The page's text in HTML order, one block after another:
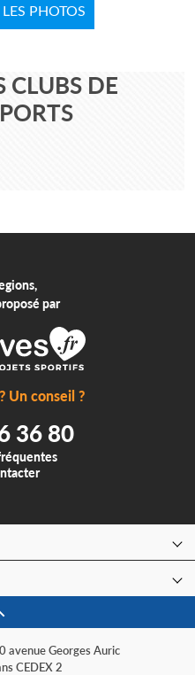
PHOTOS
CLUBS DE
par
Un conseil ?
36 80
avenue Georges Auric
CEDEX 2